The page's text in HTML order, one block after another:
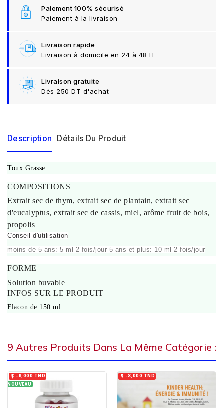
Paiement 100% sécurisé
Paiement à la livraison
Livraison rapide
Livraison à domicile en 24 à 48 H
Livraison gratuite
Dès 250 DT d'achat
Description Détails Du Produit
Toux Grasse
COMPOSITIONS
Extrait sec de thym, extrait sec de plantain, extrait sec
d'eucalyptus, extrait sec de cassis, miel, arôme fruit de bois,
propolis
Conseil d'utilisation
moins de 5 ans: 5 ml 2 fois/jour 5 ans et plus: 10 ml 2 fois/jour
FORME
Solution buvable
INFOS SUR LE PRODUIT
Flacon de 150 ml
9 Autres Produits Dans La Même Catégorie :
 -8,000 TND
NOUVEAU
 -8,000 TND